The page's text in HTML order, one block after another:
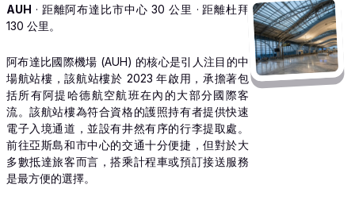
AUH · 距離阿布達比市中心 30 公里 · 距離杜拜
130 公里。
阿布達比國際機場 (AUH) 的核心是引人注目的中
場航站樓，該航站樓於 2023 年啟用，承擔著包
括所有阿提哈德航空航班在內的大部分國際客
流。該航站樓為符合資格的護照持有者提供快速
電子入境通道，並設有井然有序的行李提取處。
前往亞斯島和市中心的交通十分便捷，但對於大
多數抵達旅客而言，搭乘計程車或預訂接送服務
是最方便的選擇。